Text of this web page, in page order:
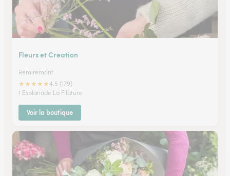
Fleurs et Creation
Remiremont
★★★★★4.5 (179)
1 Esplanade La Filature
Voir la boutique